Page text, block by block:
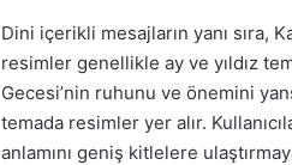
Dini içerikli mesajların yanı sıra,
resimler genellikle ay ve yıldız
Gecesi’nin ruhunu ve önemini
temada resimler yer alır.
anlamını geniş kitlelere